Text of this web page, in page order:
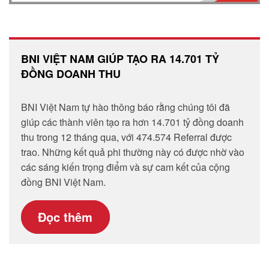
BNI VIỆT NAM GIÚP TẠO RA 14.701 TỶ
ĐỒNG DOANH THU
BNI Việt Nam tự hào thông báo rằng chúng tôi đã
giúp các thành viên tạo ra hơn 14.701 tỷ đồng doanh
thu trong 12 tháng qua, với 474.574 Referral được
trao. Những kết quả phi thường này có được nhờ vào
các sáng kiến trọng điểm và sự cam kết của cộng
đồng BNI Việt Nam.
Đọc thêm